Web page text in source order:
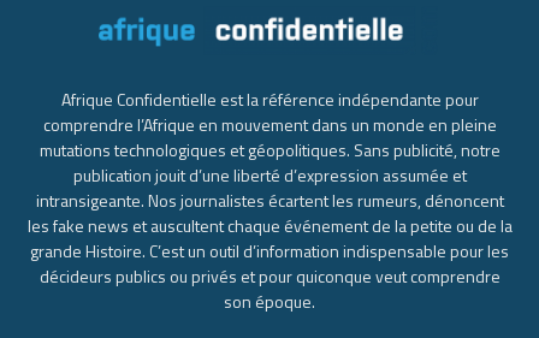
Afrique Confidentielle est la référence indépendante pour
comprendre l’Afrique en mouvement dans un monde en pleine
mutations technologiques et géopolitiques. Sans publicité, notre
publication jouit d’une liberté d’expression assumée et
intransigeante. Nos journalistes écartent les rumeurs, dénoncent
les fake news et auscultent chaque événement de la petite ou de la
grande Histoire. C’est un outil d’information indispensable pour les
décideurs publics ou privés et pour quiconque veut comprendre
son époque.